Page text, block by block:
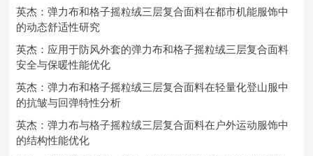
英杰：弹力布和格子摇粒绒三层复合面料在都市机能服饰中
的动态舒适性研究
英杰：应用于防风外套的弹力布和格子摇粒绒三层复合面料
安全与保暖性能优化
英杰：弹力布和格子摇粒绒三层复合面料在轻量化登山服中
的抗皱与回弹特性分析
英杰：弹力布与格子摇粒绒三层复合面料在户外运动服饰中
的结构性能优化